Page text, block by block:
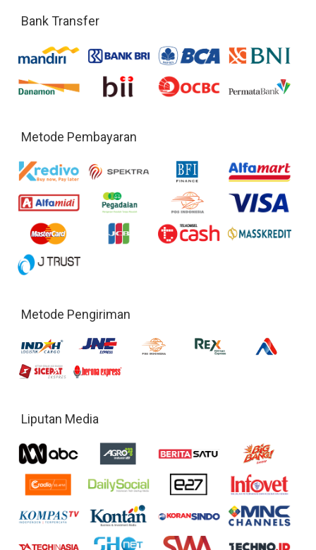
Bank Transfer
Metode Pembayaran
Metode Pengiriman
Liputan Media